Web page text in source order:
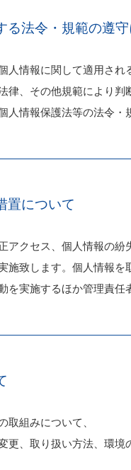
る法令・規範の遵
人情報に関して適用さ
律、その他規範により
人情報保護法等の法令
置について
アクセス、個人情報の
施致します。個人情報
を実施するほか管理責
取組みについて、
更、取り扱い方法、環